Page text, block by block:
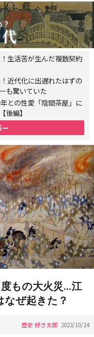
生活苦が生んだ複数契約
近代化に出遅れたはずの
も驚いていた
との性愛「陰間茶屋」に
後編】
もの大火災…江
なぜ起きた？
歴史 好き太郎 2023/10/24